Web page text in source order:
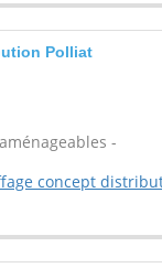
Polliat
-
concept